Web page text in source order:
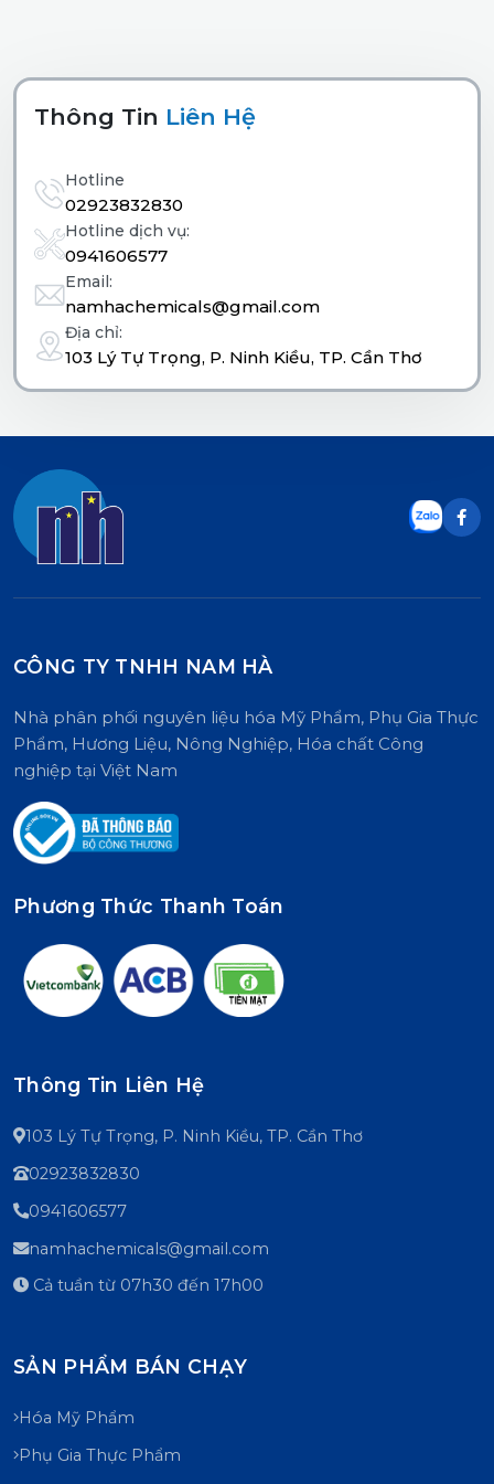
Thông Tin Liên Hệ
Hotline
02923832830
Hotline dịch vụ:
0941606577
Email:
namhachemicals@gmail.com
Địa chỉ:
103 Lý Tự Trọng, P. Ninh Kiều, TP. Cần Thơ
CÔNG TY TNHH NAM HÀ
Nhà phân phối nguyên liệu hóa Mỹ Phẩm, Phụ Gia Thực
Phẩm, Hương Liệu, Nông Nghiệp, Hóa chất Công
nghiệp tại Việt Nam
Phương Thức Thanh Toán
Thông Tin Liên Hệ
103 Lý Tự Trọng, P. Ninh Kiều, TP. Cần Thơ
02923832830
0941606577
namhachemicals@gmail.com
Cả tuần từ 07h30 đến 17h00
SẢN PHẨM BÁN CHẠY
Hóa Mỹ Phẩm
Phụ Gia Thực Phẩm